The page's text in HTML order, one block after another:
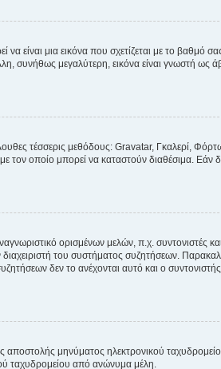
είναι μια εικόνα που σχετίζεται με το βαθμό
μεγαλύτερη, εικόνα είναι γνωστή ως
τέσσερις μεθόδους: Gravatar, Γκαλερί,
τον οποίο μπορεί να καταστούν διαθέσιμα. Εάν
ορισμένων μελών, π.χ. συντονιστές και
του συστήματος συζητήσεων.
δεν το ανέχονται αυτό και ο
μηνύματος ηλεκτρονικού
ταχυδρομείου από ανώνυμα μέλη.